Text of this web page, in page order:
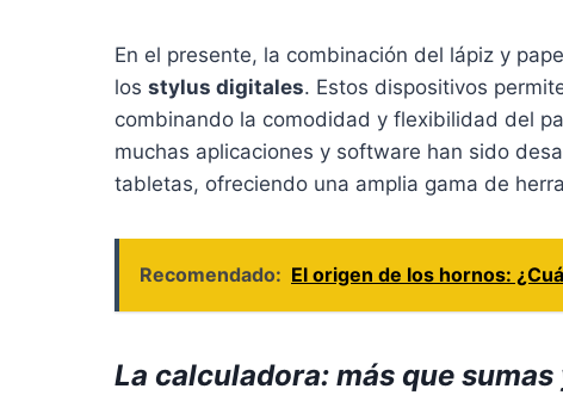
En el presente, la combinación del lápiz y
los stylus digitales. Estos dispositivos
combinando la comodidad y flexibilidad del
muchas aplicaciones y software han sido
tabletas, ofreciendo una amplia gama de
Recomendado: El origen de los hornos:
La calculadora: más que sumas